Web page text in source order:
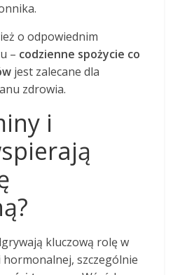
o odpowiednim
– codzienne spożycie co
jest zalecane dla
zdrowia.
i
kluczową rolę w
szczególnie